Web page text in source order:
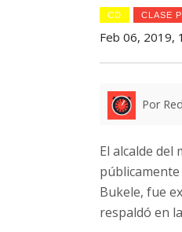
CD CLASE
Feb 06, 2019,
Por
El alcalde del
Bukele, fue
respaldó en